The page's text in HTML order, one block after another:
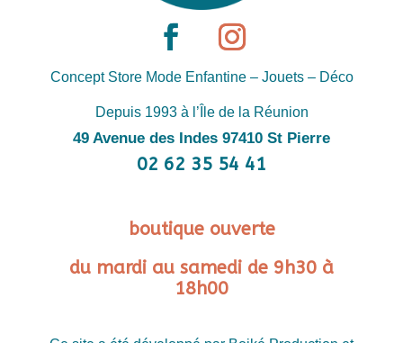
Concept Store Mode Enfantine – Jouets – Déco
Depuis 1993 à l’Île de la Réunion
49 Avenue des Indes 97410 St Pierre
02 62 35 54 41
boutique ouverte
du mardi au samedi de 9h30 à
18h00